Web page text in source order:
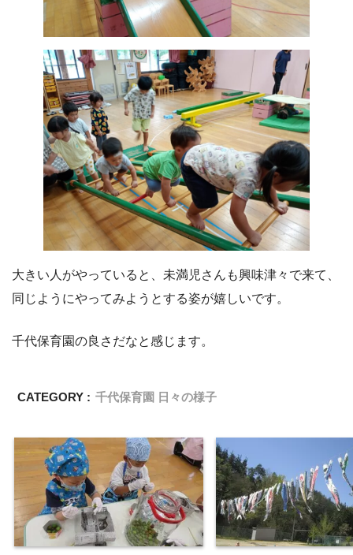
大きい人がやっていると、未満児さんも興味津々で来て、
同じようにやってみようとする姿が嬉しいです。
千代保育園の良さだなと感じます。
CATEGORY : 千代保育園 日々の様子